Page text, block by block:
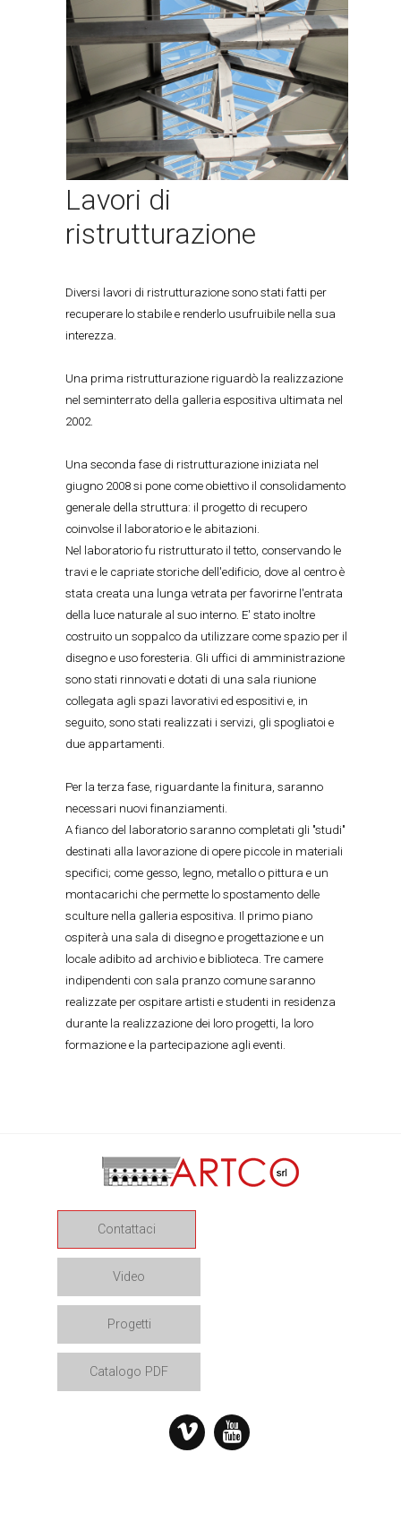
Lavori di
ristrutturazione
Diversi lavori di ristrutturazione sono stati fatti per
recuperare lo stabile e renderlo usufruibile nella sua
interezza.
Una prima ristrutturazione riguardò la realizzazione
nel seminterrato della galleria espositiva ultimata nel
2002.
Una seconda fase di ristrutturazione iniziata nel
giugno 2008 si pone come obiettivo il consolidamento
generale della struttura: il progetto di recupero
coinvolse il laboratorio e le abitazioni.
Nel laboratorio fu ristrutturato il tetto, conservando le
travi e le capriate storiche dell'edificio, dove al centro è
stata creata una lunga vetrata per favorirne l'entrata
della luce naturale al suo interno. E' stato inoltre
costruito un soppalco da utilizzare come spazio per il
disegno e uso foresteria. Gli uffici di amministrazione
sono stati rinnovati e dotati di una sala riunione
collegata agli spazi lavorativi ed espositivi e, in
seguito, sono stati realizzati i servizi, gli spogliatoi e
due appartamenti.
Per la terza fase, riguardante la finitura, saranno
necessari nuovi finanziamenti.
A fianco del laboratorio saranno completati gli "studi"
destinati alla lavorazione di opere piccole in materiali
specifici; come gesso, legno, metallo o pittura e un
montacarichi che permette lo spostamento delle
sculture nella galleria espositiva. Il primo piano
ospiterà una sala di disegno e progettazione e un
locale adibito ad archivio e biblioteca. Tre camere
indipendenti con sala pranzo comune saranno
realizzate per ospitare artisti e studenti in residenza
durante la realizzazione dei loro progetti, la loro
formazione e la partecipazione agli eventi.
Contattaci
Video
Progetti
Catalogo PDF